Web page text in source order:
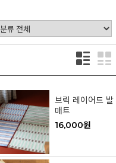
브릭 레이어드 발
매트
16,000원